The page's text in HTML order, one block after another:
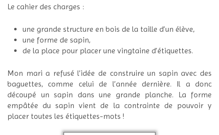
Le cahier des charges :
une grande structure en bois de la taille d’un élève,
une forme de sapin,
de la place pour placer une vingtaine d’étiquettes.
Mon mari a refusé l’idée de construire un sapin avec des
baguettes, comme celui de l’année dernière. Il a donc
découpé un sapin dans une grande planche. La forme
empâtée du sapin vient de la contrainte de pouvoir y
placer toutes les étiquettes-mots !